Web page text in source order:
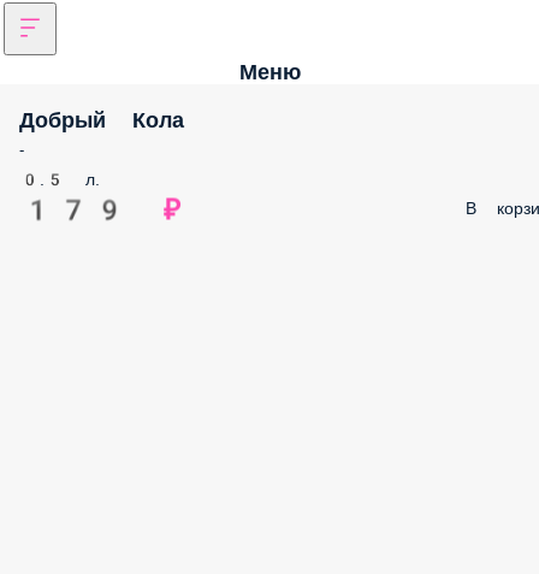
Меню
Добрый Кола
-
0.5 л.
179 ₽ В